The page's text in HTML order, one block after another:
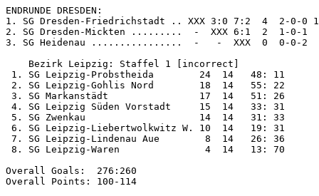
ENDRUNDE DRESDEN:
1. SG Dresden-Friedrichstadt .. XXX 3:0 7:2  4  2-0-0
2. SG Dresden-Mickten .........  -  XXX 6:1  2  1-0-1
3. SG Heidenau ................  -   -  XXX  0  0-0-2
    Bezirk Leipzig: Staffel 1 [incorrect]
1. SG Leipzig-Probstheida        24  14   48: 11
2. SG Leipzig-Gohlis Nord        18  14   55: 22
3. SG Markanstädt                17  14   51: 26
4. SG Leipzig Süden Vorstadt     15  14   33: 31
5. SG Zwenkau                    14  14   31: 33
6. SG Leipzig-Liebertwolkwitz W. 10  14   19: 31
7. SG Leipzig-Lindenau Aue        8  14   26: 36
8. SG Leipzig-Waren               4  14   13: 70
Overall Goals:  276:260
Overall Points: 100-114